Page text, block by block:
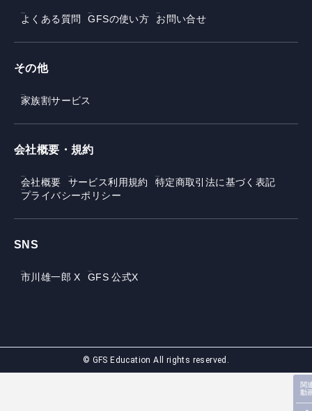
関
動
よくある質問 GFSの使い方 お問い合せ
その他
家族割サービス
会社概要・規約
会社概要 サービス利用規約
特定商取引法に基づく表記
プライバシーポリシー
SNS
市川雄一郎 X GFS 公式X
© GFS Education All rights reserved.